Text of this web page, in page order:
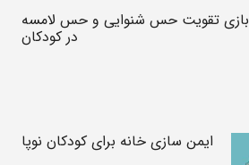
بازی تقویت حس شنوایی و حس لامسه
در کودکان
ایمن سازی خانه برای کودکان نوپا